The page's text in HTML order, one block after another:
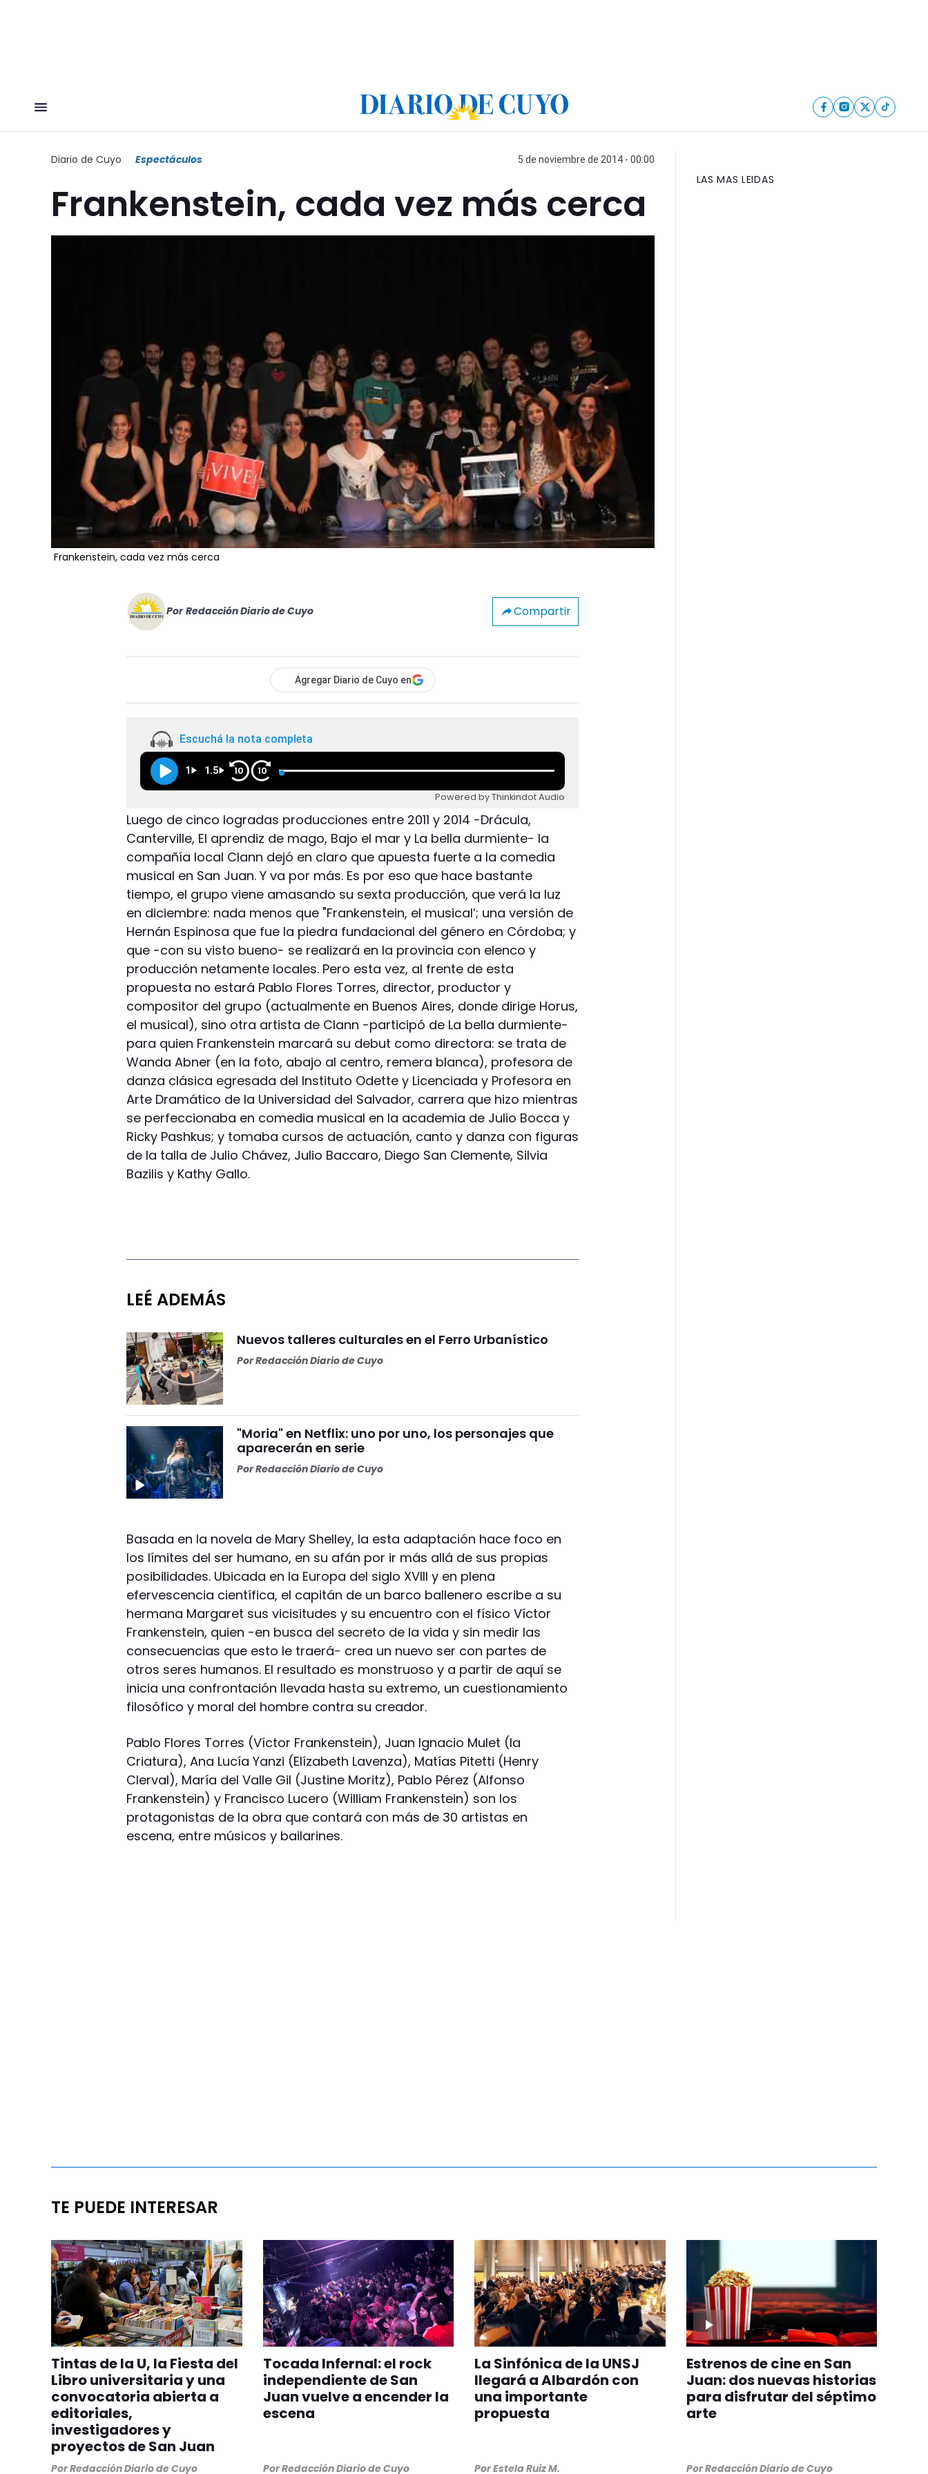
Diario de Cuyo Espectáculos 5 de noviembre de 2014 - 00:00
Frankenstein, cada vez más cerca
Frankenstein, cada vez más cerca
Por Redacción Diario de Cuyo Compartir
Agregar Diario de Cuyo en
Escuchá la nota completa
1 1.5 10 10
Powered by Thinkindot Audio
Luego de cinco logradas producciones entre 2011 y 2014 -Drácula,
Canterville, El aprendiz de mago, Bajo el mar y La bella durmiente- la
compañía local Clann dejó en claro que apuesta fuerte a la comedia
musical en San Juan. Y va por más. Es por eso que hace bastante
tiempo, el grupo viene amasando su sexta producción, que verá la luz
en diciembre: nada menos que "Frankenstein, el musical’; una versión de
Hernán Espinosa que fue la piedra fundacional del género en Córdoba; y
que -con su visto bueno- se realizará en la provincia con elenco y
producción netamente locales. Pero esta vez, al frente de esta
propuesta no estará Pablo Flores Torres, director, productor y
compositor del grupo (actualmente en Buenos Aires, donde dirige Horus,
el musical), sino otra artista de Clann -participó de La bella durmiente-
para quien Frankenstein marcará su debut como directora: se trata de
Wanda Abner (en la foto, abajo al centro, remera blanca), profesora de
danza clásica egresada del Instituto Odette y Licenciada y Profesora en
Arte Dramático de la Universidad del Salvador, carrera que hizo mientras
se perfeccionaba en comedia musical en la academia de Julio Bocca y
Ricky Pashkus; y tomaba cursos de actuación, canto y danza con figuras
de la talla de Julio Chávez, Julio Baccaro, Diego San Clemente, Silvia
Bazilis y Kathy Gallo.
LEÉ ADEMÁS
Nuevos talleres culturales en el Ferro Urbanístico
PorRedacción Diario de Cuyo
"Moria" en Netflix: uno por uno, los personajes que
aparecerán en serie
PorRedacción Diario de Cuyo
Basada en la novela de Mary Shelley, la esta adaptación hace foco en
los límites del ser humano, en su afán por ir más allá de sus propias
posibilidades. Ubicada en la Europa del siglo XVIII y en plena
efervescencia científica, el capitán de un barco ballenero escribe a su
hermana Margaret sus vicisitudes y su encuentro con el físico Víctor
Frankenstein, quien -en busca del secreto de la vida y sin medir las
consecuencias que esto le traerá- crea un nuevo ser con partes de
otros seres humanos. El resultado es monstruoso y a partir de aquí se
inicia una confrontación llevada hasta su extremo, un cuestionamiento
filosófico y moral del hombre contra su creador.
Pablo Flores Torres (Víctor Frankenstein), Juan Ignacio Mulet (la
Criatura), Ana Lucía Yanzi (Elízabeth Lavenza), Matías Pitetti (Henry
Clerval), María del Valle Gil (Justine Moritz), Pablo Pérez (Alfonso
Frankenstein) y Francisco Lucero (William Frankenstein) son los
protagonistas de la obra que contará con más de 30 artistas en
escena, entre músicos y bailarines.
LAS MAS LEIDAS
TE PUEDE INTERESAR
Tintas de la U, la Fiesta del
Libro universitaria y una
convocatoria abierta a
editoriales,
investigadores y
proyectos de San Juan
PorRedacción Diario de Cuyo
Tocada Infernal: el rock
independiente de San
Juan vuelve a encender la
escena
PorRedacción Diario de Cuyo
La Sinfónica de la UNSJ
llegará a Albardón con
una importante
propuesta
PorEstela Ruiz M.
Estrenos de cine en San
Juan: dos nuevas historias
para disfrutar del séptimo
arte
PorRedacción Diario de Cuyo